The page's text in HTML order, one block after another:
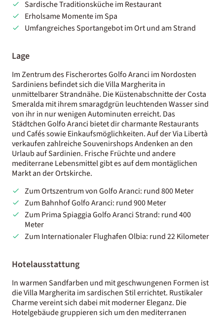
Sardische Traditionsküche im Restaurant
Erholsame Momente im Spa
Umfangreiches Sportangebot im Ort und am Strand
Lage
Im Zentrum des Fischerortes Golfo Aranci im Nordosten
Sardiniens befindet sich die Villa Margherita in
unmittelbarer Strandnähe. Die Küstenabschnitte der Costa
Smeralda mit ihrem smaragdgrün leuchtenden Wasser sind
von ihr in nur wenigen Autominuten erreicht. Das
Städtchen Golfo Aranci bietet dir charmante Restaurants
und Cafés sowie Einkaufsmöglichkeiten. Auf der Via Libertà
verkaufen zahlreiche Souvenirshops Andenken an den
Urlaub auf Sardinien. Frische Früchte und andere
mediterrane Lebensmittel gibt es auf dem montäglichen
Markt an der Ortskirche.
Zum Ortszentrum von Golfo Aranci: rund 800 Meter
Zum Bahnhof Golfo Aranci: rund 900 Meter
Zum Prima Spiaggia Golfo Aranci Strand: rund 400
Meter
Zum Internationaler Flughafen Olbia: rund 22 Kilometer
Hotelausstattung
In warmen Sandfarben und mit geschwungenen Formen ist
die Villa Margherita im sardischen Stil errichtet. Rustikaler
Charme vereint sich dabei mit moderner Eleganz. Die
Hotelgebäude gruppieren sich um den mediterranen